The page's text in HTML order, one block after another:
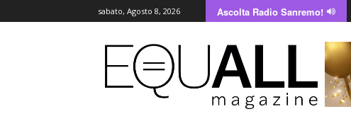
sabato, Agosto 8, 2026 Ascolta Radio Sanremo!